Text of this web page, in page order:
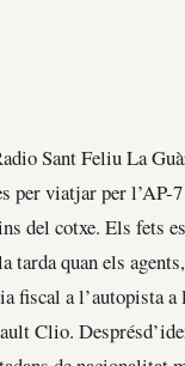
Sant Feliu La
per viatjar per l’AP-
del cotxe. Els fets
tarda quan els
fiscal a l’autopista
Clio.